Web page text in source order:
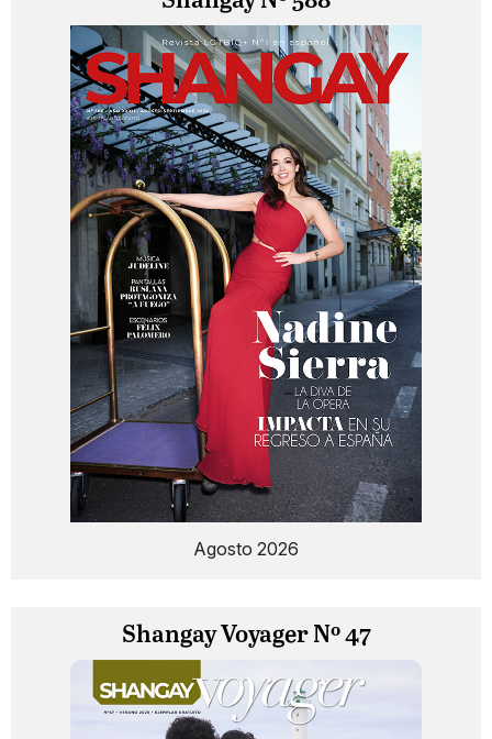
Agosto 2026
Shangay Voyager Nº 47